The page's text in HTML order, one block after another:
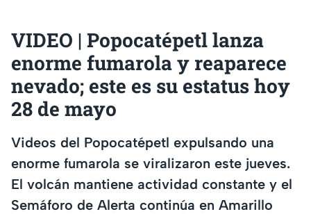
VIDEO | Popocatépetl lanza
enorme fumarola y reaparece
nevado; este es su estatus hoy
28 de mayo
Videos del Popocatépetl expulsando una
enorme fumarola se viralizaron este jueves.
El volcán mantiene actividad constante y el
Semáforo de Alerta continúa en Amarillo